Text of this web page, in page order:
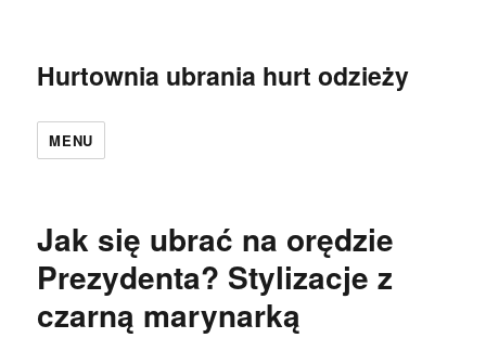
Hurtownia ubrania hurt odzieży
MENU
Jak się ubrać na orędzie
Prezydenta? Stylizacje z
czarną marynarką